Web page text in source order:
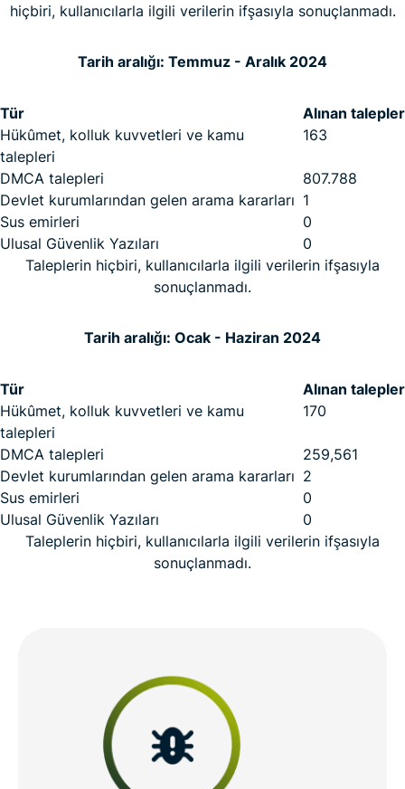
hiçbiri, kullanıcılarla ilgili verilerin ifşasıyla sonuçlanmadı.
Tarih aralığı: Temmuz - Aralık 2024
Tür
Alınan talepler
Hükûmet, kolluk kuvvetleri ve kamu
talepleri
163
DMCA talepleri
807.788
Devlet kurumlarından gelen arama kararları 1
Sus emirleri
0
Ulusal Güvenlik Yazıları
0
Taleplerin hiçbiri, kullanıcılarla ilgili verilerin ifşasıyla
sonuçlanmadı.
Tarih aralığı: Ocak - Haziran 2024
Tür
Alınan talepler
Hükûmet, kolluk kuvvetleri ve kamu
talepleri
170
DMCA talepleri
259,561
Devlet kurumlarından gelen arama kararları 2
Sus emirleri
0
Ulusal Güvenlik Yazıları
0
Taleplerin hiçbiri, kullanıcılarla ilgili verilerin ifşasıyla
sonuçlanmadı.